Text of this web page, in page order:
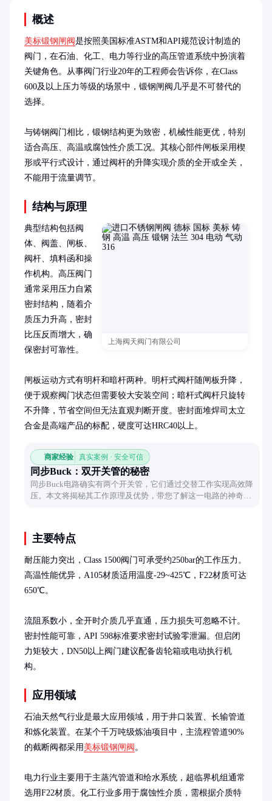
概述
美标锻钢闸阀是按照美国标准ASTM和API规范设计制造的
阀门，在石油、化工、电力等行业的高压管道系统中扮演着
关键角色。从事阀门行业20年的工程师会告诉你，在Class
600及以上压力等级的场景中，锻钢闸阀几乎是不可替代的
选择。
与铸钢阀门相比，锻钢结构更为致密，机械性能更优，特别
适合高压、高温或腐蚀性介质工况。其核心部件闸板采用楔
形或平行式设计，通过阀杆的升降实现介质的全开或全关，
不能用于流量调节。
结构与原理
上海阀天阀门有限公司
典型结构包括阀
体、阀盖、闸板、
阀杆、填料函和操
作机构。高压阀门
通常采用压力自紧
密封结构，随着介
质压力升高，密封
比压反而增大，确
保密封可靠性。
闸板运动方式有明杆和暗杆两种。明杆式阀杆随闸板升降，
便于观察阀门状态但需要较大安装空间；暗杆式阀杆只旋转
不升降，节省空间但无法直观判断开度。密封面堆焊司太立
合金是高端产品的标配，硬度可达HRC40以上。
商家经验 真实案例 · 安全可信
同步Buck：双开关管的秘密
同步Buck电路确实有两个开关管，它们通过交替工作实现高效降
压。本文将揭秘其工作原理及优势，带您了解这一电路的神奇之
主要特点
耐压能力突出，Class 1500阀门可承受约250bar的工作压力。
高温性能优异，A105材质适用温度-29~425℃，F22材质可达
650℃。
流阻系数小，全开时介质几乎直通，压力损失可忽略不计。
密封性能可靠，API 598标准要求密封试验零泄漏。但启闭
力矩较大，DN50以上阀门建议配备齿轮箱或电动执行机
构。
应用领域
石油天然气行业是最大应用领域，用于井口装置、长输管道
和炼化装置。在某个千万吨级炼油项目中，主流程管道90%
的截断阀都采用 美标锻钢闸阀 。
电力行业主要用于主蒸汽管道和给水系统，超临界机组通常
选用F22材质。化工行业多用于腐蚀性介质，需根据介质特